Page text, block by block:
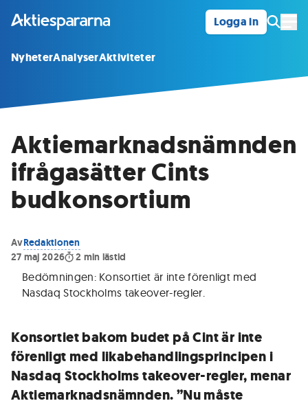
Logga in
NyheterAnalyserAktiviteter
Aktiemarknadsnämnden
ifrågasätter Cints
budkonsortium
AvRedaktionen
27 maj 2026
2 min lästid
Bedömningen: Konsortiet är inte förenligt med
Nasdaq Stockholms takeover-regler.
Konsortiet bakom budet på Cint är inte
förenligt med likabehandlingsprincipen i
Nasdaq Stockholms takeover-regler, menar
Aktiemarknadsnämnden. ”Nu måste